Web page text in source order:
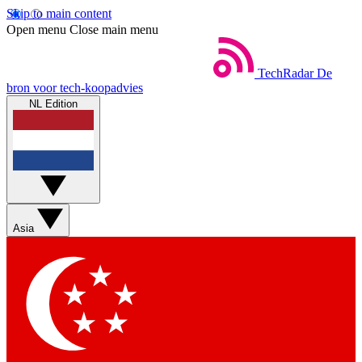
Skip to main content
Open menu Close main menu
TechRadar De
bron voor tech-koopadvies
NL Edition
Asia